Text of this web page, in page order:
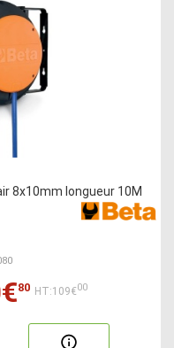
8x10mm longueur 10M
80 HT:109€00